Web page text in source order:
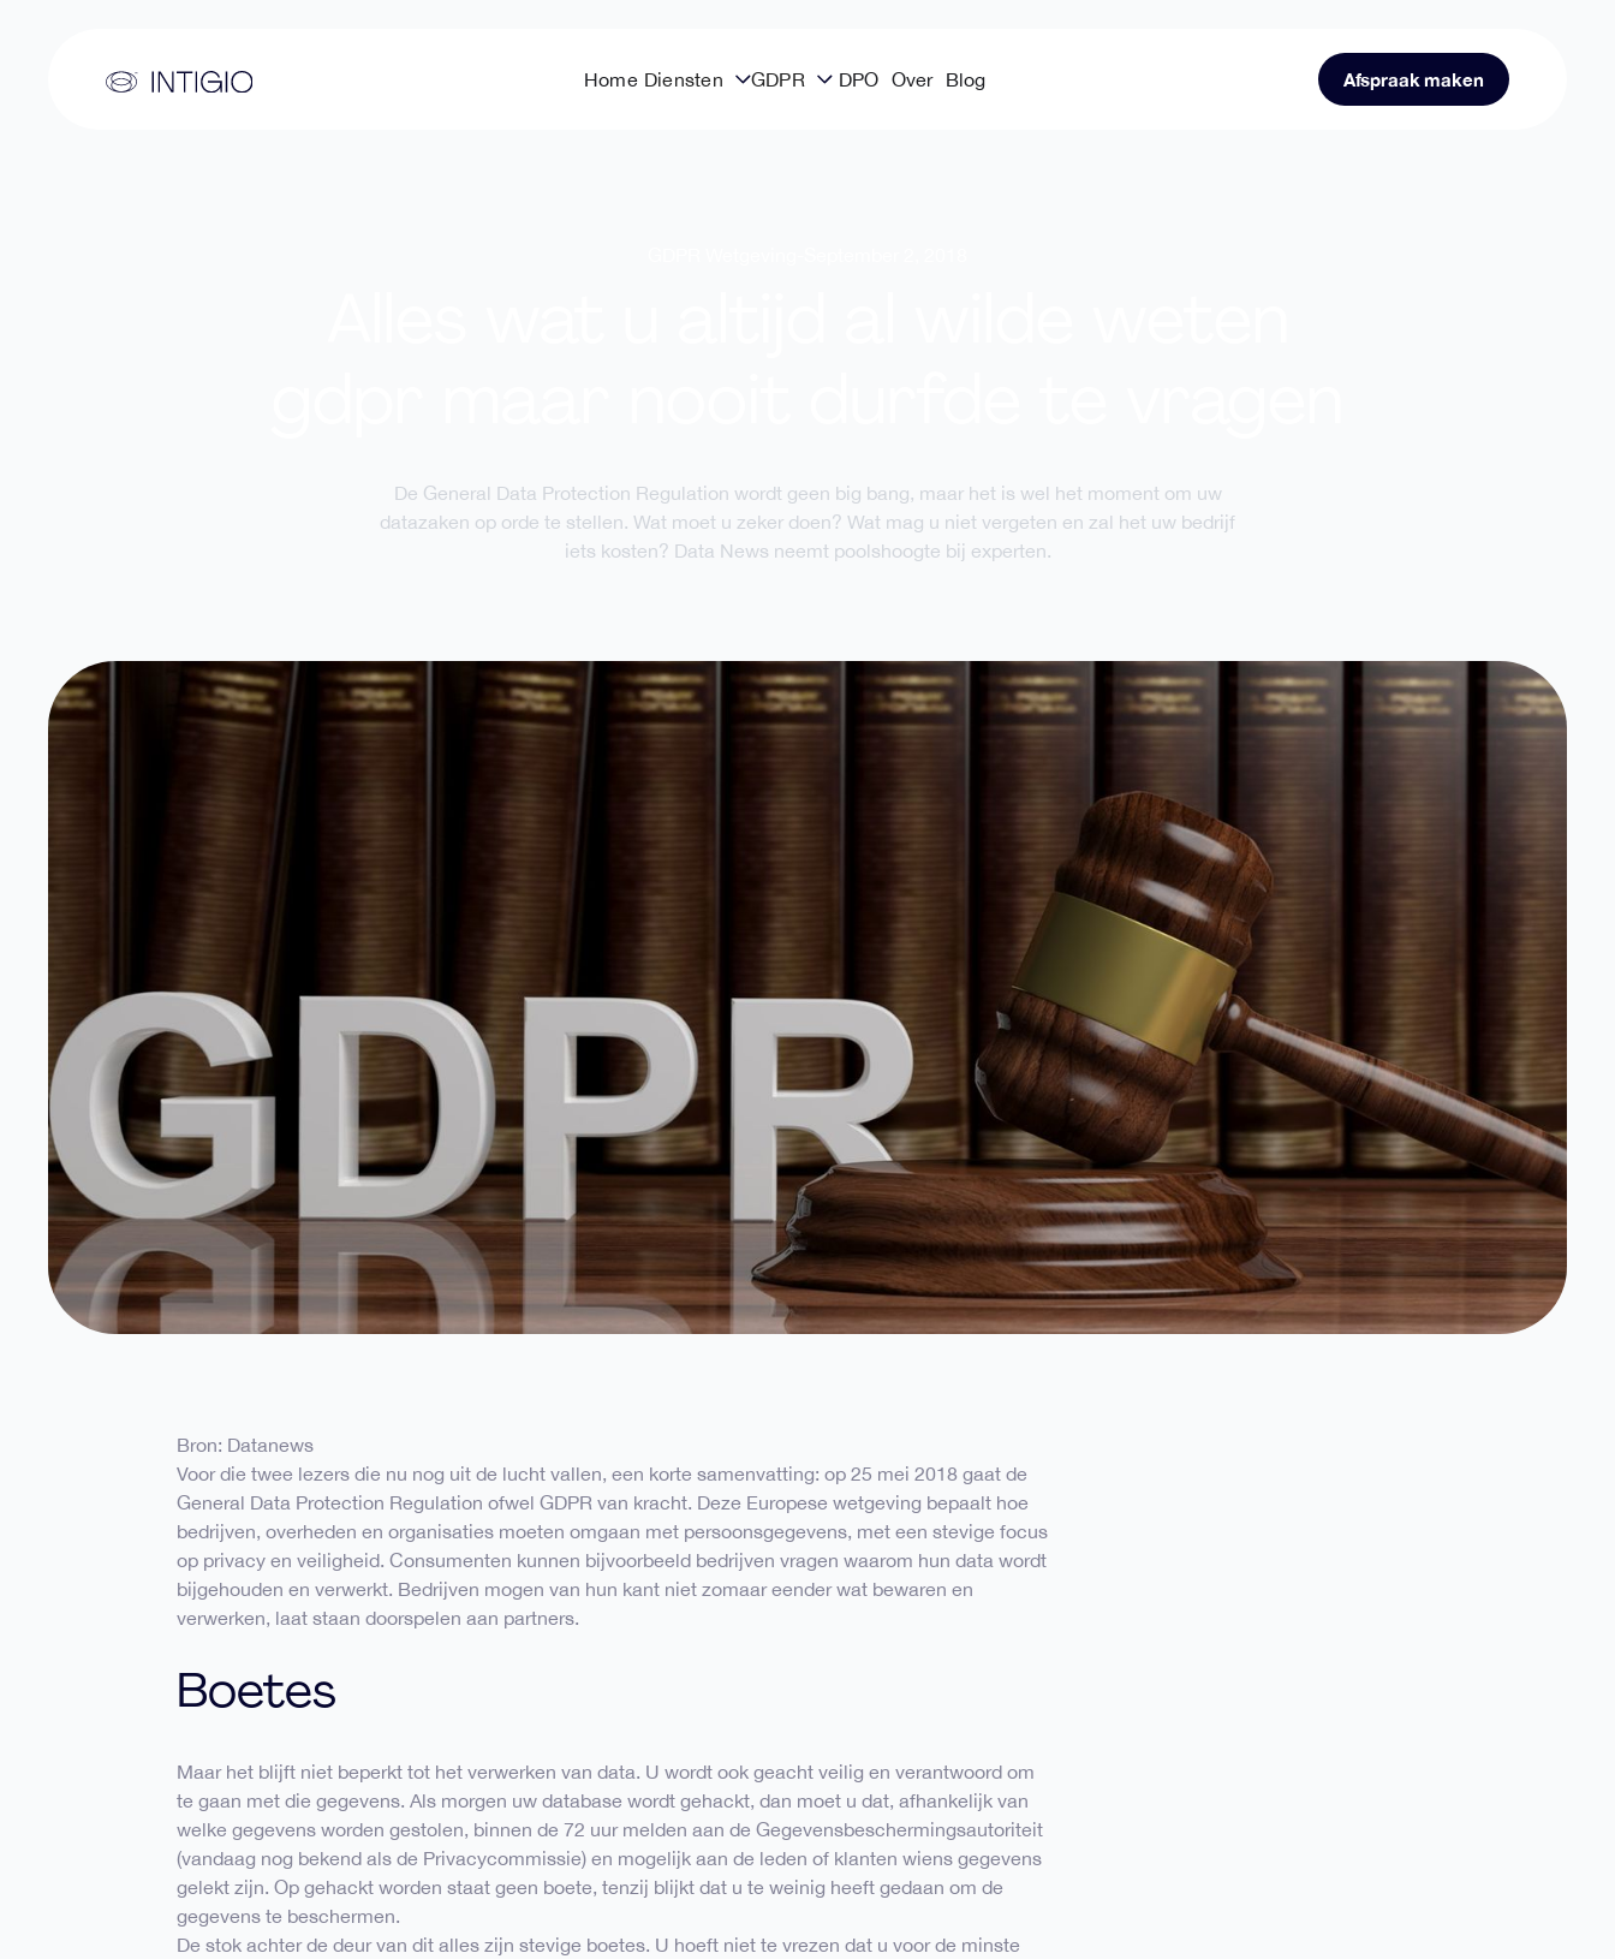
Home Diensten GDPR DPO Over Blog Afspraak maken
De General Data Protection Regulation wordt geen big bang, maar het is wel het moment om uw
datazaken op orde te stellen. Wat moet u zeker doen? Wat mag u niet vergeten en zal het uw bedrijf
iets kosten? Data News neemt poolshoogte bij experten.
Bron: Datanews
Voor die twee lezers die nu nog uit de lucht vallen, een korte samenvatting: op 25 mei 2018 gaat de
General Data Protection Regulation ofwel GDPR van kracht. Deze Europese wetgeving bepaalt hoe
bedrijven, overheden en organisaties moeten omgaan met persoonsgegevens, met een stevige focus
op privacy en veiligheid. Consumenten kunnen bijvoorbeeld bedrijven vragen waarom hun data wordt
bijgehouden en verwerkt. Bedrijven mogen van hun kant niet zomaar eender wat bewaren en
verwerken, laat staan doorspelen aan partners.
Boetes
Maar het blijft niet beperkt tot het verwerken van data. U wordt ook geacht veilig en verantwoord om
te gaan met die gegevens. Als morgen uw database wordt gehackt, dan moet u dat, afhankelijk van
welke gegevens worden gestolen, binnen de 72 uur melden aan de Gegevensbeschermingsautoriteit
(vandaag nog bekend als de Privacycommissie) en mogelijk aan de leden of klanten wiens gegevens
gelekt zijn. Op gehackt worden staat geen boete, tenzij blijkt dat u te weinig heeft gedaan om de
gegevens te beschermen.
De stok achter de deur van dit alles zijn stevige boetes. U hoeft niet te vrezen dat u voor de minste